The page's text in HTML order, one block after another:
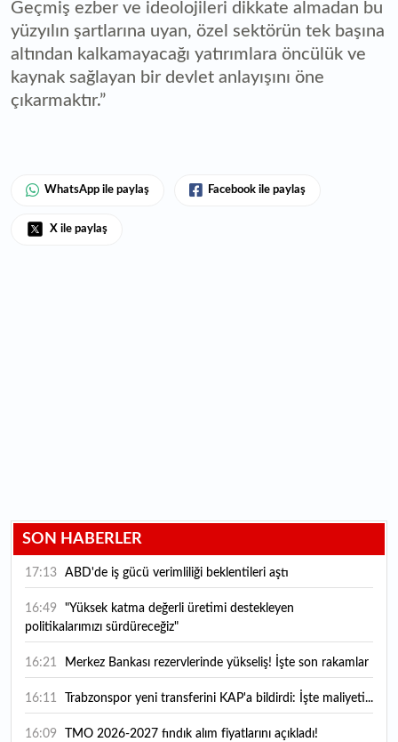
Geçmiş ezber ve ideolojileri dikkate almadan bu
yüzyılın şartlarına uyan, özel sektörün tek başına
altından kalkamayacağı yatırımlara öncülük ve
kaynak sağlayan bir devlet anlayışını öne
çıkarmaktır.”
WhatsApp ile paylaş Facebook ile paylaş
X ile paylaş
SON HABERLER
17:13 ABD'de iş gücü verimliliği beklentileri aştı
16:49
politikalarımızı sürdüreceğiz"
16:21 Merkez Bankası rezervlerinde yükseliş! İşte son rakamlar
16:11 Trabzonspor yeni transferini KAP'a bildirdi: İşte maliyeti...
16:09 TMO 2026-2027 fındık alım fiyatlarını açıkladı!